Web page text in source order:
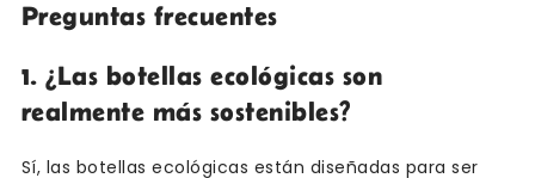
Preguntas frecuentes
1. ¿Las botellas ecológicas son
realmente más sostenibles?
Sí, las botellas ecológicas están diseñadas para ser